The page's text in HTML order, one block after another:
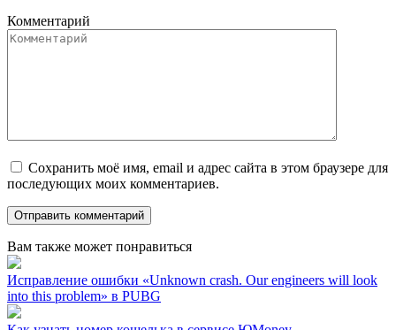
Комментарий
Сохранить моё имя, email и адрес сайта в этом браузере для
последующих моих комментариев.
Вам также может понравиться
Исправление ошибки «Unknown crash. Our engineers will look
into this problem» в PUBG